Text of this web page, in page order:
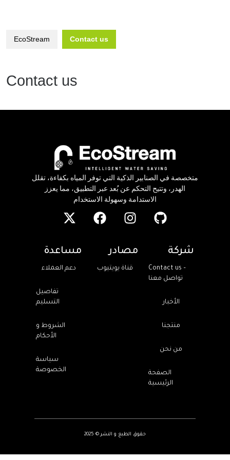
EcoStream Contact us
Contact us
متخصصة في الصنابير الذكية التي توفر المياه بكفاءة، تقلل
الهدر، وتتيح التحكم عن بُعد عبر التطبيق، مما يعزز
الاستدامة وسهولة الاستخدام
مساعدة
دعم العملاء
تفاصيل
التسليم
الشروط و
الأحكام
سياسة
الخصوصة
مصادر
قناة يويتيوب
شركة
Contact us –
تواصل معنا
الأخبار
منتجنا
من نحن
الصفحة
الرئيسية
حقوق الطبع و النشر © 2025